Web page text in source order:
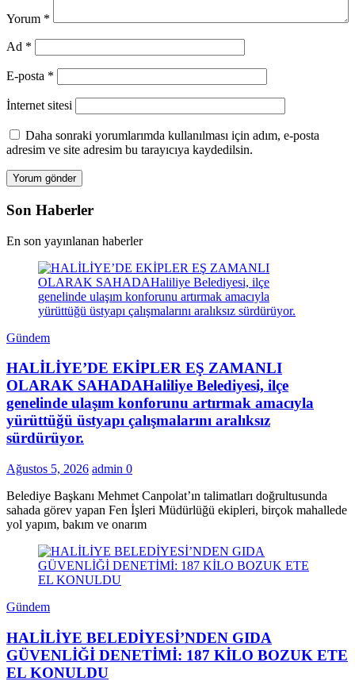
Yorum *
Ad *
E-posta *
İnternet sitesi
Daha sonraki yorumlarımda kullanılması için adım, e-posta
adresim ve site adresim bu tarayıcıya kaydedilsin.
Son Haberler
En son yayınlanan haberler
Gündem
HALİLİYE’DE EKİPLER EŞ ZAMANLI
OLARAK SAHADAHaliliye Belediyesi, ilçe
genelinde ulaşım konforunu artırmak amacıyla
yürüttüğü üstyapı çalışmalarını aralıksız
sürdürüyor.
Ağustos 5, 2026 admin 0
Belediye Başkanı Mehmet Canpolat’ın talimatları doğrultusunda
sahada görev yapan Fen İşleri Müdürlüğü ekipleri, birçok mahallede
yol yapım, bakım ve onarım
Gündem
HALİLİYE BELEDİYESİ’NDEN GIDA
GÜVENLİĞİ DENETİMİ: 187 KİLO BOZUK ETE
EL KONULDU